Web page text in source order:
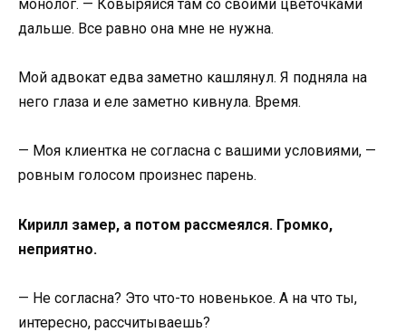
монолог. — Ковыряйся там со своими цветочками
дальше. Все равно она мне не нужна.
Мой адвокат едва заметно кашлянул. Я подняла на
него глаза и еле заметно кивнула. Время.
— Моя клиентка не согласна с вашими условиями, —
ровным голосом произнес парень.
Кирилл замер, а потом рассмеялся. Громко,
неприятно.
— Не согласна? Это что-то новенькое. А на что ты,
интересно, рассчитываешь?